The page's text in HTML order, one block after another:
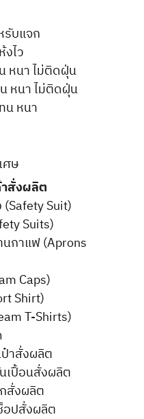
รับแจก
ไว
หนา ไม่ติดฝุ่น
หนา ไม่ติดฝุ่น
น หนา
ศษ
สั่งผลิต
Suit)
Suits)
กาแฟ (Aprons
Caps)
Shirt)
T-Shirts)
าสั่งผลิต
เปื้อนสั่งผลิต
สั่งผลิต
อปสั่งผลิต